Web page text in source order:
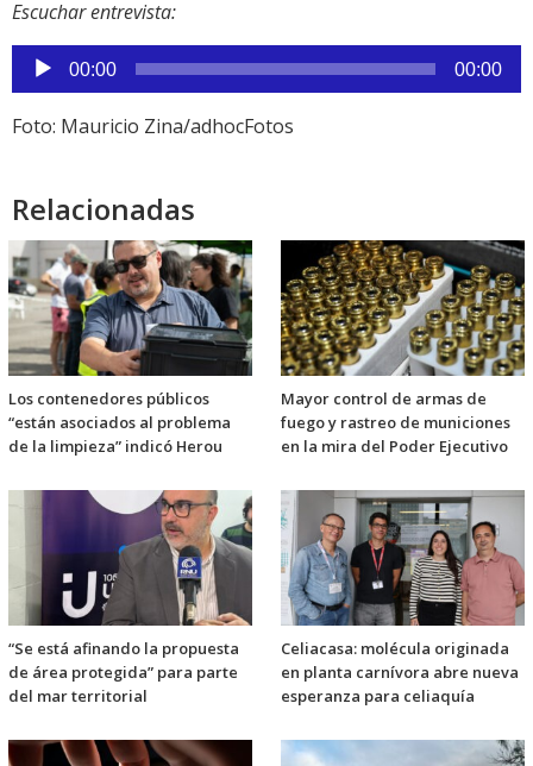
Escuchar entrevista:
Reproductor
de
audio
00:00 00:00
Foto: Mauricio Zina/adhocFotos
Relacionadas
Los contenedores públicos
“están asociados al problema
de la limpieza” indicó Herou
Mayor control de armas de
fuego y rastreo de municiones
en la mira del Poder Ejecutivo
“Se está afinando la propuesta
de área protegida” para parte
del mar territorial
Celiacasa: molécula originada
en planta carnívora abre nueva
esperanza para celiaquía